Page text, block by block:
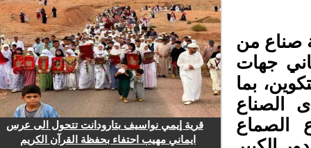
من
جهات
بما
الصناع
الصماع
قرية إيمي نواسيف بتارودانت تتحول الى عرس
ايماني مهيب احتفاء بحفظة القرآن الكريم